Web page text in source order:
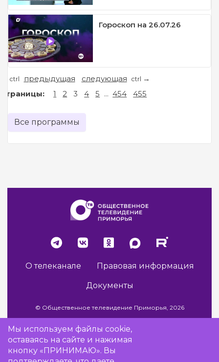
Гороскоп на 26.07.26
ctrl предыдущая следующая ctrl →
Страницы: 1 2 3 4 5 ... 454 455
Все программы
О телеканале Правовая информация
Документы
© Общественное телевидение Приморья, 2026
Разработка сайта -Vladweb
Мы используем файлы cookie,
оставаясь на сайте и нажимая
кнопку «ПРИНИМАЮ». Вы